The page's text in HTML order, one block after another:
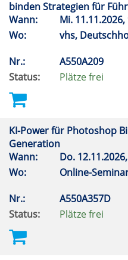
binden Strategien für
Wann:
Mi.
Wo:
vhs,
Nr.:
A550A209
Status:
Plätze frei
KI-Power für Photoshop
Generation
Wann:
Do.
Wo:
Online-
Nr.:
A550A357D
Status:
Plätze frei